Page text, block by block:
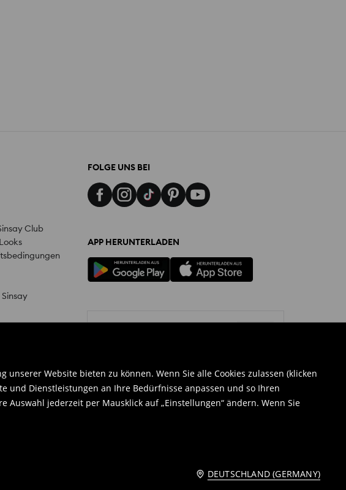
Website bieten zu können. Wenn Sie alle Cookies zulassen (klicken
und Dienstleistungen an Ihre Bedürfnisse anpassen und so Ihren
jederzeit per Mausklick auf „Einstellungen“ ändern. Wenn Sie
DEUTSCHLAND (GERMANY)
Club
FOLGE UNS BEI
APP HERUNTERLADEN
© 2026 Sinsay